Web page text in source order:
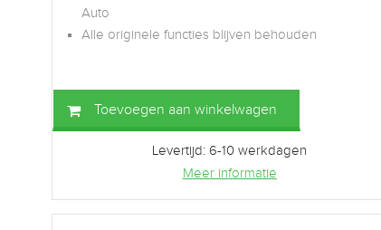
Auto
Alle originele functies blijven behouden
Toevoegen aan winkelwagen
Levertijd: 6-10 werkdagen
Meer informatie